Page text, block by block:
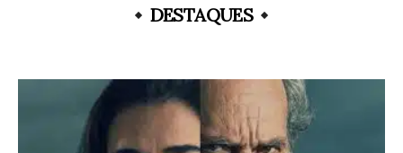
DESTAQUES